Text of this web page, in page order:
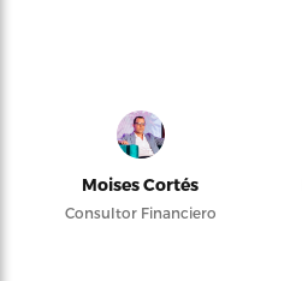
Moises Cortés
Consultor Financiero